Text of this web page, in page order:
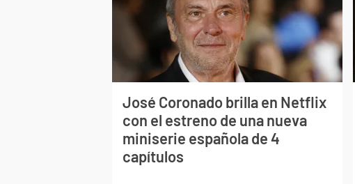
José Coronado brilla en Netflix
con el estreno de una nueva
miniserie española de 4
capítulos